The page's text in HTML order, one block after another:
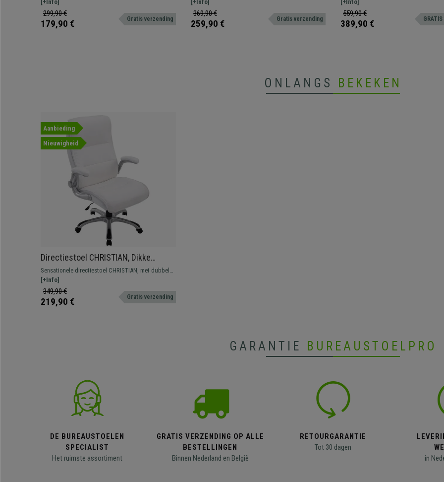
een modern en levendig design met houten poten.
Diverse uitvoeringen en kleuren leverbaar.
[+Info]
299,90 €
179,90 € Gratis verzending
uitschuifbare voetensteun. Het perfecte model voor
wie maximale kwaliteit en comfort zoekt.
[+Info]
369,90 €
259,90 € Gratis verzending
MOBY BASE, een typische vergaderstoel
wacht- of vergaderruimtes te plaatsen
of bezoekers.
[+Info]
559,90 €
389,90 €
ONLANGS BEKEKEN
Aanbieding
Nieuwigheid
Directiestoel CHRISTIAN, Dikke
Vulling, Kantelmechanisme, Dagelijks
Gebruik 8H, In Wit Leder
Sensationele directiestoel CHRISTIAN, met dubbele
vulling en bekleed met onderhoudsvriendelijk leder.
[+Info]
349,90 €
219,90 € Gratis verzending
GARANTIE BUREAUSTOELPRO
DE BUREAUSTOELEN
SPECIALIST
Het ruimste assortiment
GRATIS VERZENDING OP ALLE
BESTELLINGEN
Binnen Nederland en België
RETOURGARANTIE
Tot 30 dagen
in